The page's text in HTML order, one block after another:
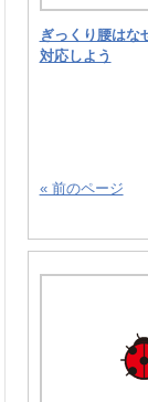
ぎっくり腰はな
対応しよう
« 前のページ